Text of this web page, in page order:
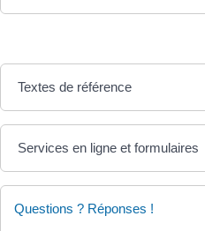
Textes de référence
Services en ligne et formulaires
Questions ? Réponses !